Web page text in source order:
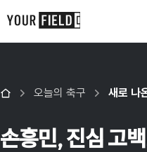
오늘의 축구 새로 나
손흥민, 진심 고